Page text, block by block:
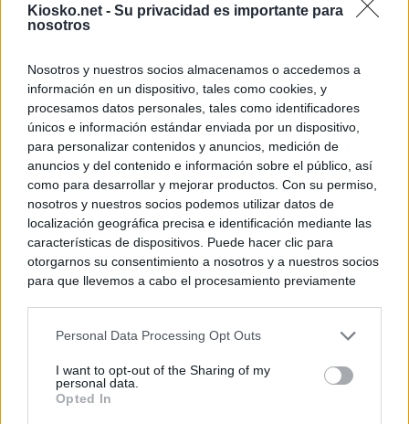
Kiosko.net - Su privacidad es importante para
nosotros
Nosotros y nuestros socios almacenamos o accedemos a
información en un dispositivo, tales como cookies, y
procesamos datos personales, tales como identificadores
únicos e información estándar enviada por un dispositivo,
para personalizar contenidos y anuncios, medición de
anuncios y del contenido e información sobre el público, así
como para desarrollar y mejorar productos. Con su permiso,
nosotros y nuestros socios podemos utilizar datos de
localización geográfica precisa e identificación mediante las
características de dispositivos. Puede hacer clic para
otorgarnos su consentimiento a nosotros y a nuestros socios
para que llevemos a cabo el procesamiento previamente
negar su consentimiento. Tenga en cuenta que algún
de su consentimiento, pero usted tiene el derecho de
rechazar tal procesamiento. Sus preferencias se aplicarán
Personal Data Processing Opt Outs
I want to opt-out of the Sharing of my
personal data.
Opted In